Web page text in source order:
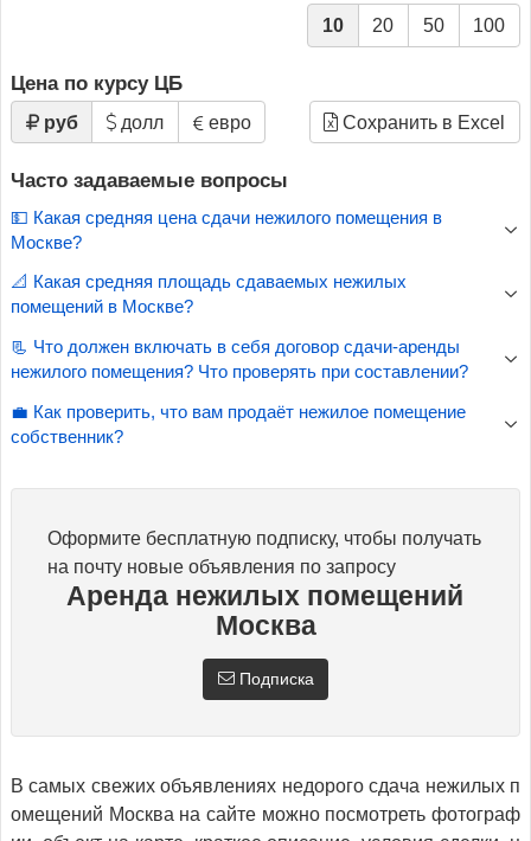
10 20 50 100
Цена по курсу ЦБ
руб долл евро Сохранить в Excel
Часто задаваемые вопросы
💵 Какая средняя цена сдачи нежилого помещения в
Москве?
📐 Какая средняя площадь сдаваемых нежилых
помещений в Москве?
📃 Что должен включать в себя договор сдачи-аренды
нежилого помещения? Что проверять при составлении?
💼 Как проверить, что вам продаёт нежилое помещение
собственник?
Оформите бесплатную подписку, чтобы получать
на почту новые объявления по запросу
Аренда нежилых помещений
Москва
Подписка
В самых свежих объявлениях недорого сдача нежилых п
омещений Москва на сайте можно посмотреть фотограф